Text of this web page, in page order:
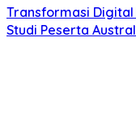
Transformasi Digital
Studi Peserta